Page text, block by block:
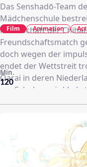
Das Senshadō-Team
Mädchenschule
Mannschaft der
Freundschaftsmatch
doch wegen der
endet der Wettstreit
Ōarai in deren
zur Schule
Überraschung: Trotz
Schulturnier hat das
an seiner
schließen. Die
ihre Sachen zu
Schulschiff im Hafen
120
Min.
Film Animation